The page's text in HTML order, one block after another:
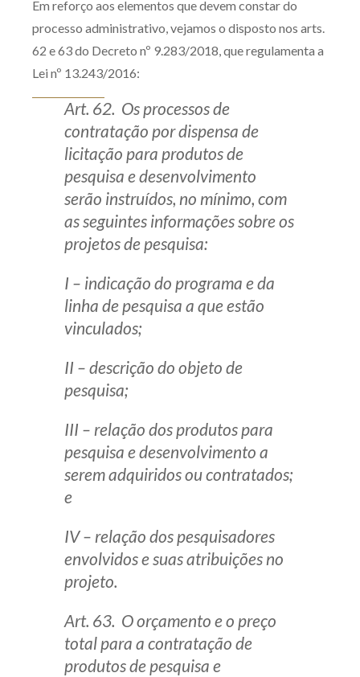
Em reforço aos elementos que devem constar do
processo administrativo, vejamos o disposto nos arts.
62 e 63 do Decreto nº 9.283/2018, que regulamenta a
Lei nº 13.243/2016:
Art. 62. Os processos de
contratação por dispensa de
licitação para produtos de
pesquisa e desenvolvimento
serão instruídos, no mínimo, com
as seguintes informações sobre os
projetos de pesquisa:
I – indicação do programa e da
linha de pesquisa a que estão
vinculados;
II – descrição do objeto de
pesquisa;
III – relação dos produtos para
pesquisa e desenvolvimento a
serem adquiridos ou contratados;
e
IV – relação dos pesquisadores
envolvidos e suas atribuições no
projeto.
Art. 63. O orçamento e o preço
total para a contratação de
produtos de pesquisa e